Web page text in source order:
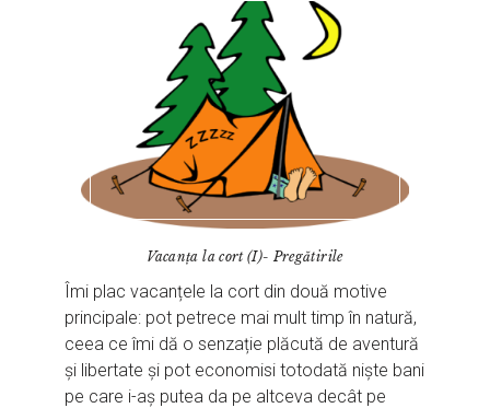
Vacanța la cort (I)- Pregătirile
Îmi plac vacanțele la cort din două motive
principale: pot petrece mai mult timp în natură,
ceea ce îmi dă o senzație plăcută de aventură
și libertate și pot economisi totodată niște bani
pe care i-aș putea da pe altceva decât pe